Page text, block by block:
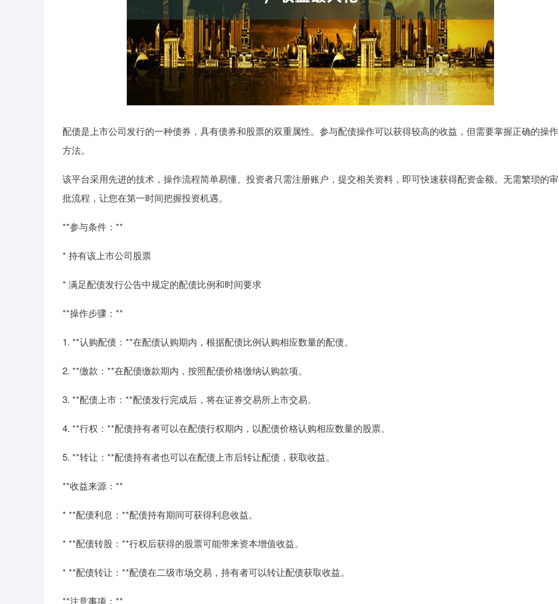
配债是上市公司发行的一种债券，具有债券和股票的双重属性。参与配债操作可以获得较高的收益，但需要掌握正确的操作
方法。
该平台采用先进的技术，操作流程简单易懂。投资者只需注册账户，提交相关资料，即可快速获得配资金额。无需繁琐的审
批流程，让您在第一时间把握投资机遇。
**参与条件：**
* 持有该上市公司股票
* 满足配债发行公告中规定的配债比例和时间要求
**操作步骤：**
1. **认购配债：**在配债认购期内，根据配债比例认购相应数量的配债。
2. **缴款：**在配债缴款期内，按照配债价格缴纳认购款项。
3. **配债上市：**配债发行完成后，将在证券交易所上市交易。
4. **行权：**配债持有者可以在配债行权期内，以配债价格认购相应数量的股票。
5. **转让：**配债持有者也可以在配债上市后转让配债，获取收益。
**收益来源：**
* **配债利息：**配债持有期间可获得利息收益。
* **配债转股：**行权后获得的股票可能带来资本增值收益。
* **配债转让：**配债在二级市场交易，持有者可以转让配债获取收益。
**注意事项：**